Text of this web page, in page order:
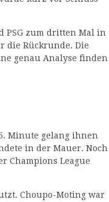
PSG zum dritten Mal in
die Rückrunde. Die
genau Analyse finden
Minute gelang ihnen
in der Mauer. Noch
Champions League
Choupo-Moting war